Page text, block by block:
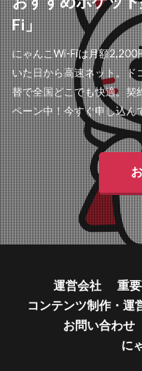
Fi」
にゃんこWi-Fiは月額2,200
いた日から高速ネット。ド
替で全国どこでも快適。契
ペーン中！今すぐ申し込ん
運営会社 重
コンテンツ制作・運
お問い合わせ
に